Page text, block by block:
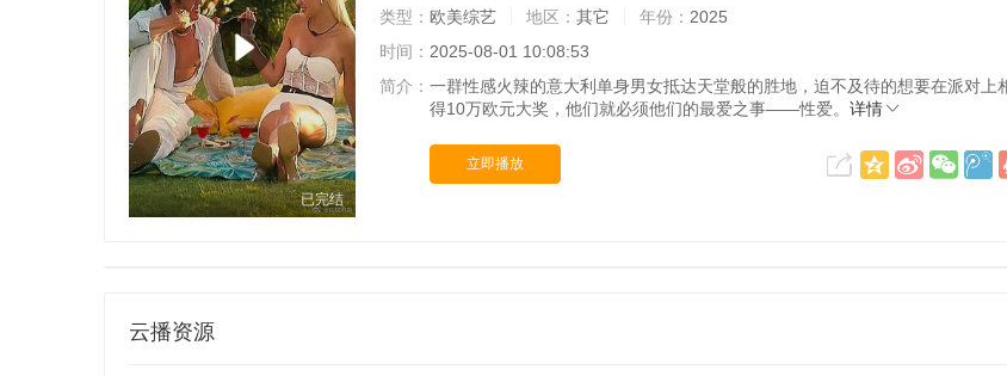
已完结
类型： 欧美综艺 地区： 其它 年份： 2025
时间： 2025-08-01 10:08:53
简介： 一群性感火辣的意大利单身男女抵达天堂般的胜地，迫不及待的想要在派对上
得10万欧元大奖，他们就必须他们的最爱之事——性爱。 详情
立即播放
云播资源